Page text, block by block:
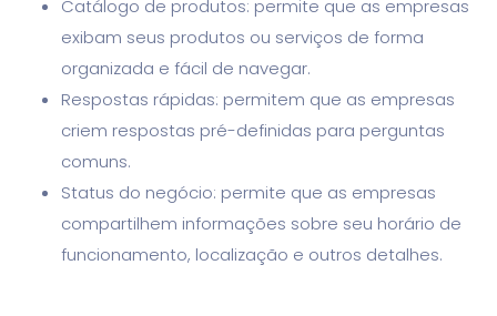
Catálogo de produtos: permite que as empresas
exibam seus produtos ou serviços de forma
organizada e fácil de navegar.
Respostas rápidas: permitem que as empresas
criem respostas pré-definidas para perguntas
comuns.
Status do negócio: permite que as empresas
compartilhem informações sobre seu horário de
funcionamento, localização e outros detalhes.